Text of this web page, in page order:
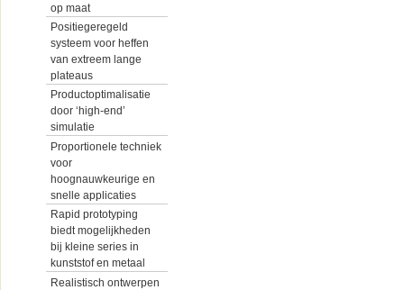
op maat
Positiegeregeld
systeem voor heffen
van extreem lange
plateaus
Productoptimalisatie
door ‘high-end’
simulatie
Proportionele techniek
voor
hoognauwkeurige en
snelle applicaties
Rapid prototyping
biedt mogelijkheden
bij kleine series in
kunststof en metaal
Realistisch ontwerpen